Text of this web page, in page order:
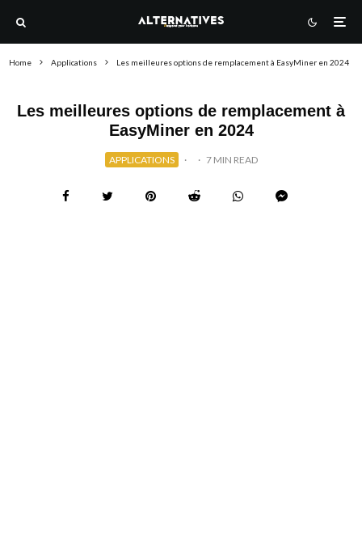
Home Applications Les meilleures options de remplacement à EasyMiner en 2024
Les meilleures options de remplacement à
EasyMiner en 2024
APPLICATIONS · · 7 MIN READ